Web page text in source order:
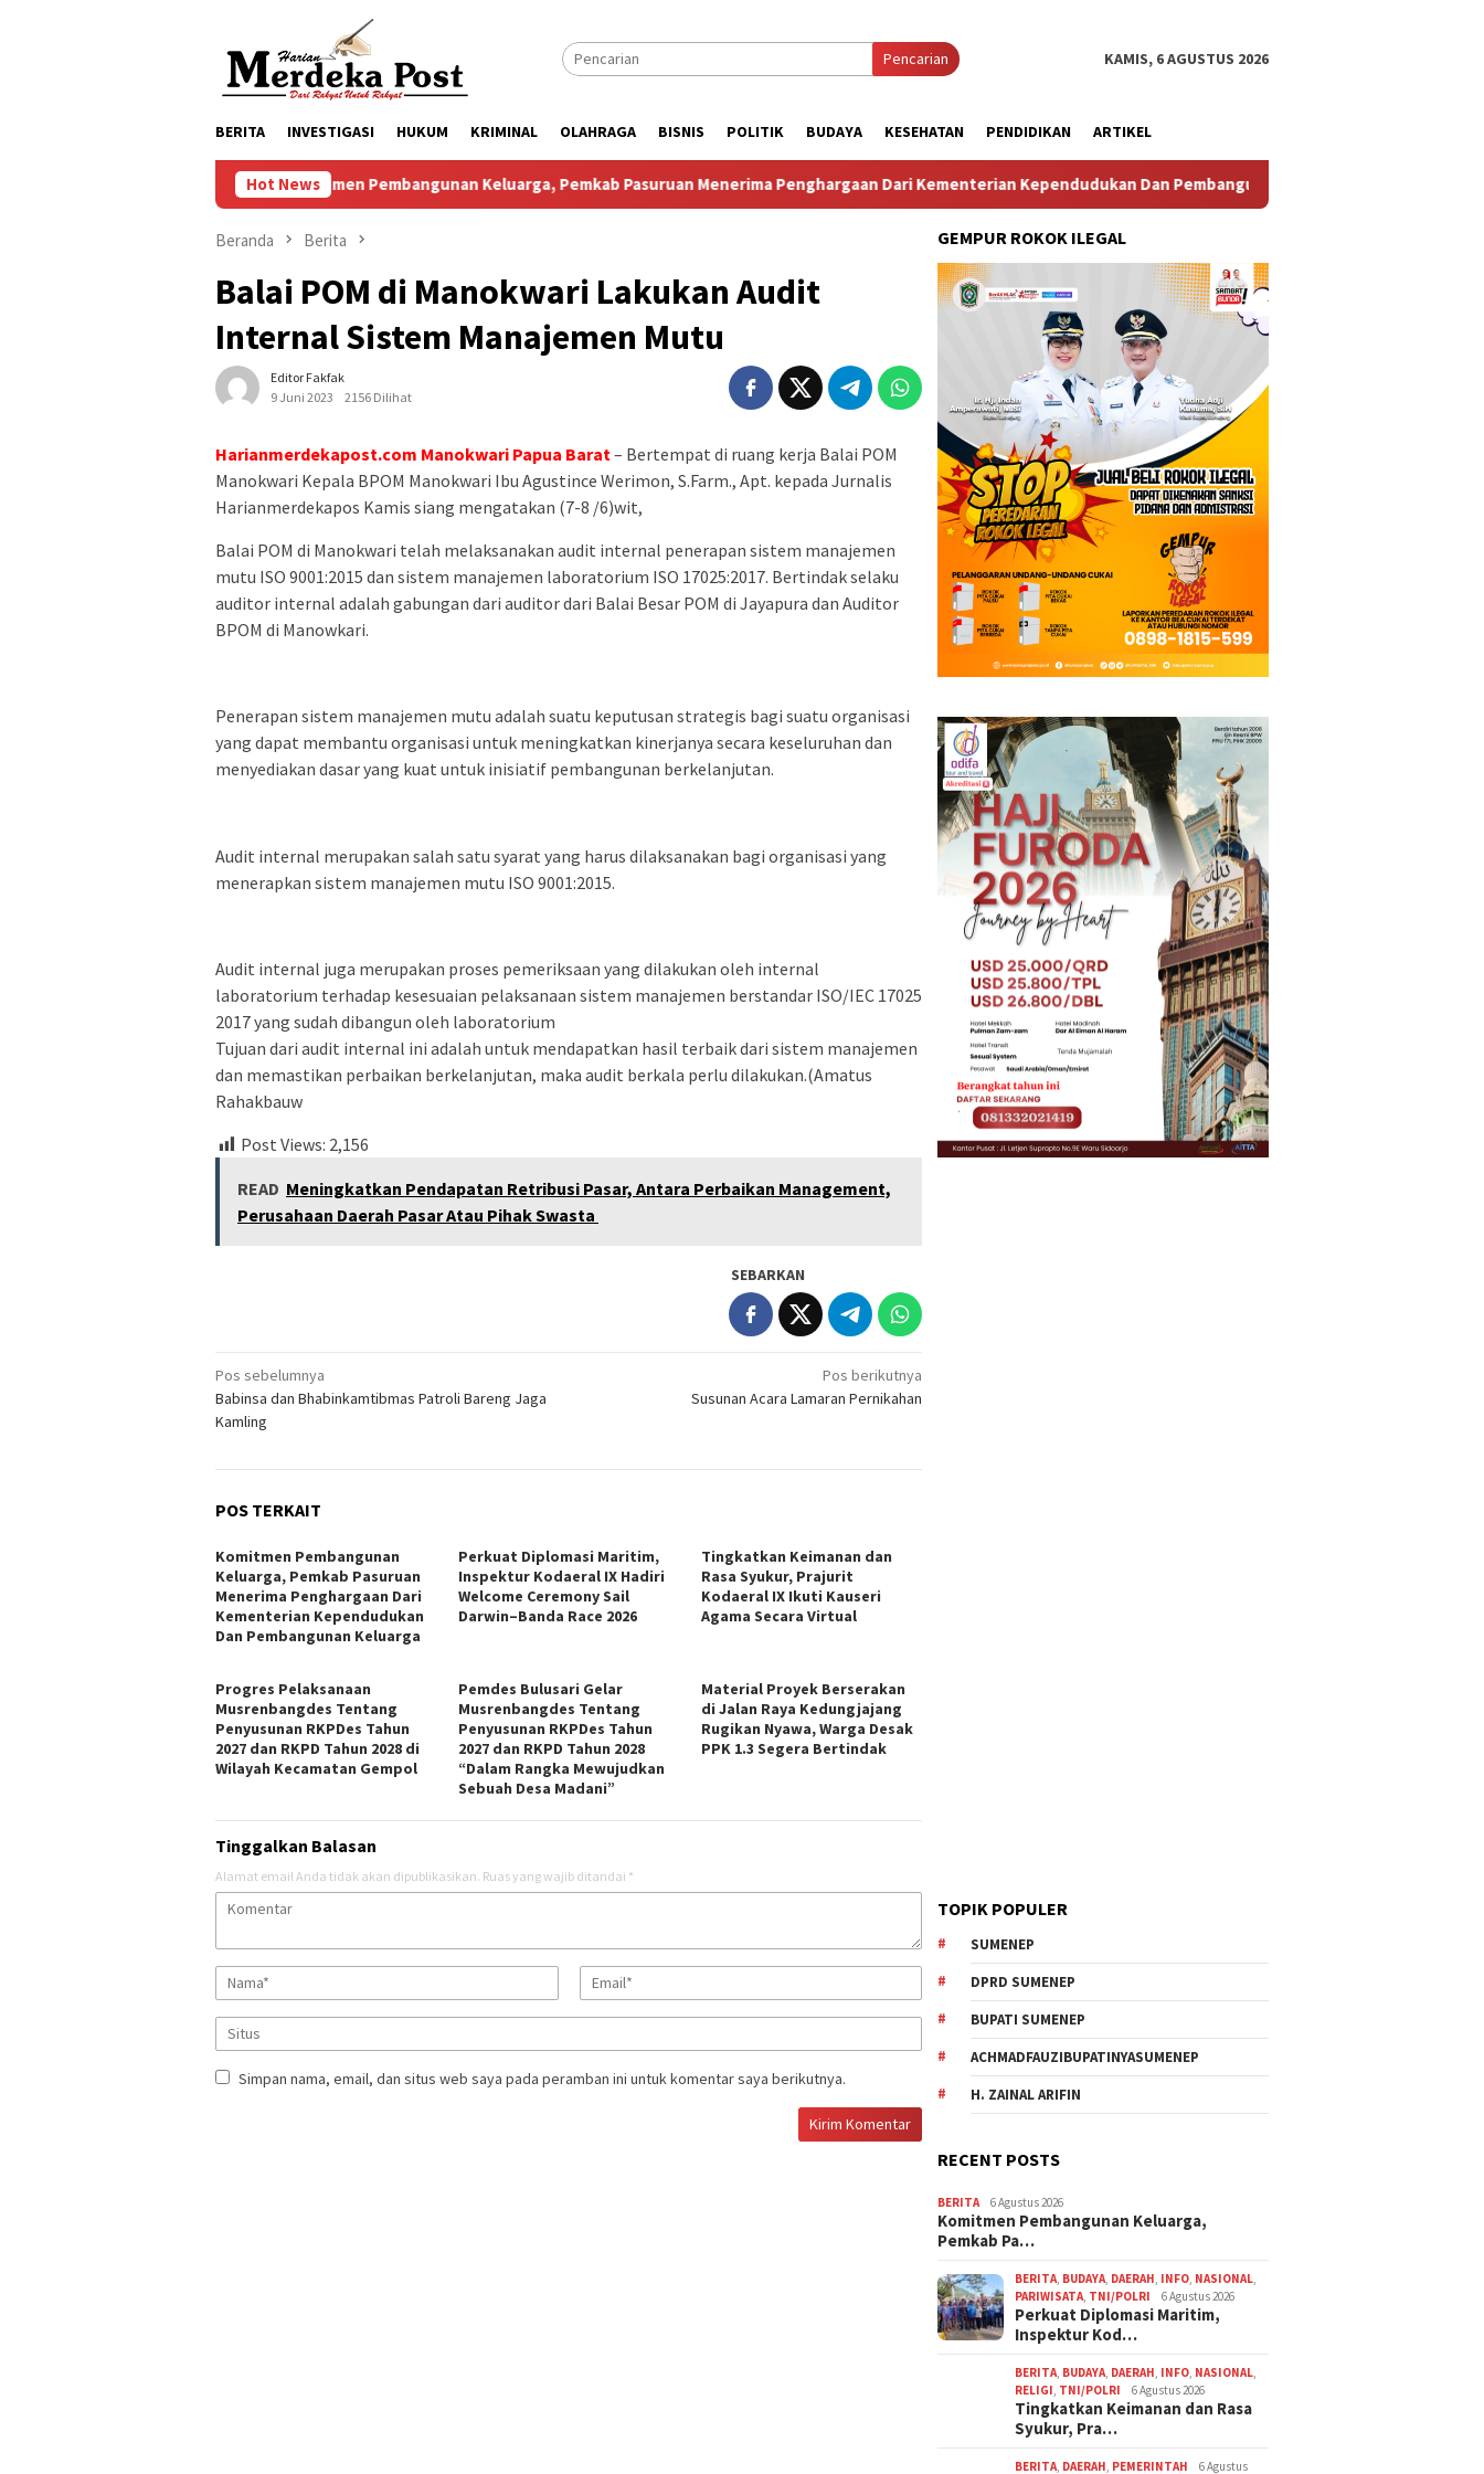
Pencarian KAMIS, 6 AGUSTUS 2026
BERITA INVESTIGASI HUKUM KRIMINAL OLAHRAGA BISNIS POLITIK BUDAYA KESEHATAN PENDIDIKAN ARTIKEL
Hot News
Komitmen Pembangunan Keluarga, Pemkab Pasuruan Menerima Penghargaan Dari Kementerian Kependudukan Dan Pembangunan Keluarga
Beranda Berita
Balai POM di Manokwari Lakukan Audit
Internal Sistem Manajemen Mutu
Editor Fakfak
9 Juni 2023
2156 Dilihat
Harianmerdekapost.com Manokwari Papua Barat– Bertempat di ruang kerja Balai POM
Manokwari Kepala BPOM Manokwari Ibu Agustince Werimon, S.Farm., Apt. kepada Jurnalis
Harianmerdekapos Kamis siang mengatakan (7-8 /6)wit,
Balai POM di Manokwari telah melaksanakan audit internal penerapan sistem manajemen
mutu ISO 9001:2015 dan sistem manajemen laboratorium ISO 17025:2017. Bertindak selaku
auditor internal adalah gabungan dari auditor dari Balai Besar POM di Jayapura dan Auditor
BPOM di Manowkari.
Penerapan sistem manajemen mutu adalah suatu keputusan strategis bagi suatu organisasi
yang dapat membantu organisasi untuk meningkatkan kinerjanya secara keseluruhan dan
menyediakan dasar yang kuat untuk inisiatif pembangunan berkelanjutan.
Audit internal merupakan salah satu syarat yang harus dilaksanakan bagi organisasi yang
menerapkan sistem manajemen mutu ISO 9001:2015.
Audit internal juga merupakan proses pemeriksaan yang dilakukan oleh internal
laboratorium terhadap kesesuaian pelaksanaan sistem manajemen berstandar ISO/IEC 17025
2017 yang sudah dibangun oleh laboratorium
Tujuan dari audit internal ini adalah untuk mendapatkan hasil terbaik dari sistem manajemen
dan memastikan perbaikan berkelanjutan, maka audit berkala perlu dilakukan.(Amatus
Rahakbauw
Post Views: 2,156
READ Meningkatkan Pendapatan Retribusi Pasar, Antara Perbaikan Management,
Perusahaan Daerah Pasar Atau Pihak Swasta
SEBARKAN
Navigasi
pos
Pos sebelumnya
Babinsa dan Bhabinkamtibmas Patroli Bareng Jaga
Kamling
Pos berikutnya
Susunan Acara Lamaran Pernikahan
POS TERKAIT
Komitmen Pembangunan
Keluarga, Pemkab Pasuruan
Menerima Penghargaan Dari
Kementerian Kependudukan
Dan Pembangunan Keluarga
Perkuat Diplomasi Maritim,
Inspektur Kodaeral IX Hadiri
Welcome Ceremony Sail
Darwin–Banda Race 2026
Tingkatkan Keimanan dan
Rasa Syukur, Prajurit
Kodaeral IX Ikuti Kauseri
Agama Secara Virtual
Progres Pelaksanaan
Musrenbangdes Tentang
Penyusunan RKPDes Tahun
2027 dan RKPD Tahun 2028 di
Wilayah Kecamatan Gempol
Pemdes Bulusari Gelar
Musrenbangdes Tentang
Penyusunan RKPDes Tahun
2027 dan RKPD Tahun 2028
“Dalam Rangka Mewujudkan
Sebuah Desa Madani”
Material Proyek Berserakan
di Jalan Raya Kedungjajang
Rugikan Nyawa, Warga Desak
PPK 1.3 Segera Bertindak
Tinggalkan Balasan
Alamat email Anda tidak akan dipublikasikan. Ruas yang wajib ditandai *
Simpan nama, email, dan situs web saya pada peramban ini untuk komentar saya berikutnya.
GEMPUR ROKOK ILEGAL
TOPIK POPULER
SUMENEP
DPRD SUMENEP
BUPATI SUMENEP
ACHMADFAUZIBUPATINYASUMENEP
H. ZAINAL ARIFIN
RECENT POSTS
BERITA 6 Agustus 2026
Komitmen Pembangunan Keluarga,
Pemkab Pa…
BERITA, BUDAYA, DAERAH, INFO, NASIONAL,
PARIWISATA, TNI/POLRI 6 Agustus 2026
Perkuat Diplomasi Maritim,
Inspektur Kod…
BERITA, BUDAYA, DAERAH, INFO, NASIONAL,
RELIGI, TNI/POLRI 6 Agustus 2026
Tingkatkan Keimanan dan Rasa
Syukur, Pra…
BERITA, DAERAH, PEMERINTAH 6 Agustus